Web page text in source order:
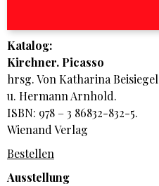
Katalog:
Kirchner. Picasso
hrsg. Von Katharina Beisiegel
u. Hermann Arnhold.
ISBN: 978 – 3 86832-832-5.
Wienand Verlag
Bestellen
Ausstellung